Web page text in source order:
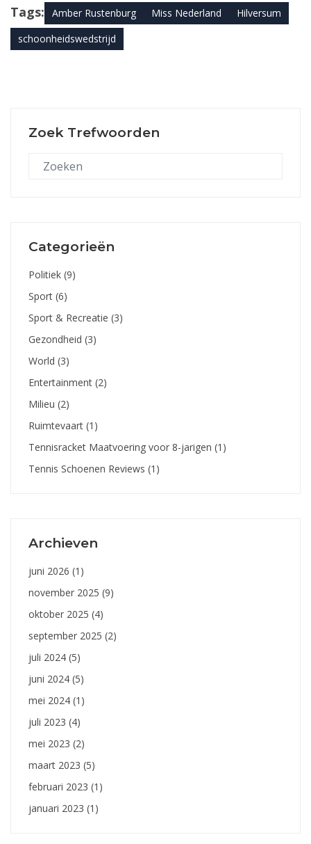
Tags: Amber Rustenburg Miss Nederland
Hilversum
schoonheidswedstrijd
Zoek Trefwoorden
Categorieën
Politiek (9)
Sport (6)
Sport & Recreatie (3)
Gezondheid (3)
World (3)
Entertainment (2)
Milieu (2)
Ruimtevaart (1)
Tennisracket Maatvoering voor 8-jarigen (1)
Tennis Schoenen Reviews (1)
Archieven
juni 2026 (1)
november 2025 (9)
oktober 2025 (4)
september 2025 (2)
juli 2024 (5)
juni 2024 (5)
mei 2024 (1)
juli 2023 (4)
mei 2023 (2)
maart 2023 (5)
februari 2023 (1)
januari 2023 (1)